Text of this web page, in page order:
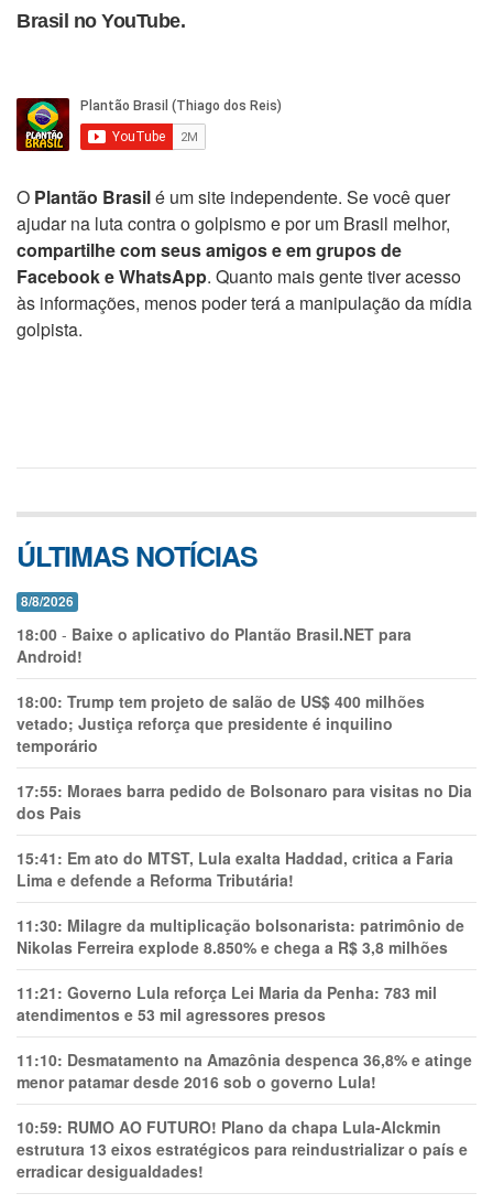
Brasil no YouTube.
O Plantão Brasilé um site independente. Se você quer
ajudar na luta contra o golpismo e por um Brasil melhor,
compartilhe com seus amigos e em grupos de
Facebook e WhatsApp. Quanto mais gente tiver acesso
às informações, menos poder terá a manipulação da mídia
golpista.
ÚLTIMAS NOTÍCIAS
8/8/2026
18:00 - Baixe o aplicativo do Plantão Brasil.NET para
Android!
18:00: Trump tem projeto de salão de US$ 400 milhões
vetado; Justiça reforça que presidente é inquilino
temporário
17:55: Moraes barra pedido de Bolsonaro para visitas no Dia
dos Pais
15:41: Em ato do MTST, Lula exalta Haddad, critica a Faria
Lima e defende a Reforma Tributária!
11:30: Milagre da multiplicação bolsonarista: patrimônio de
Nikolas Ferreira explode 8.850% e chega a R$ 3,8 milhões
11:21: Governo Lula reforça Lei Maria da Penha: 783 mil
atendimentos e 53 mil agressores presos
11:10: Desmatamento na Amazônia despenca 36,8% e atinge
menor patamar desde 2016 sob o governo Lula!
10:59: RUMO AO FUTURO! Plano da chapa Lula-Alckmin
estrutura 13 eixos estratégicos para reindustrializar o país e
erradicar desigualdades!